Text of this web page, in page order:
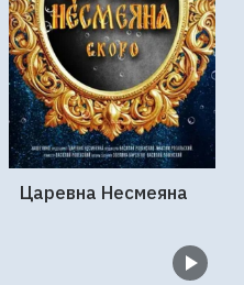
Царевна Несмеяна